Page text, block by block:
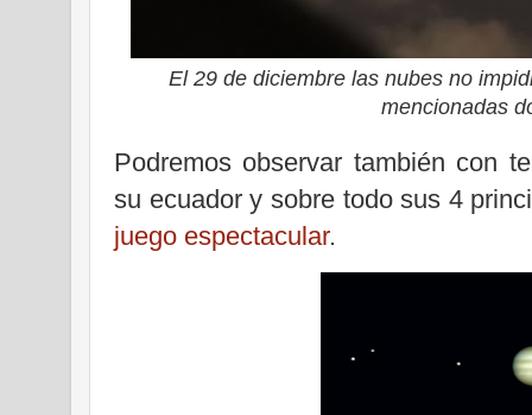
El 29 de diciembre las nubes no
mencionadas
Podremos observar también con
su ecuador y sobre todo sus 4
juego espectacular.